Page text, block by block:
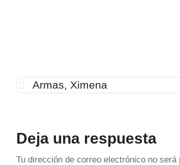
Armas, Ximena
Deja una respuesta
Tu dirección de correo electrónico no será